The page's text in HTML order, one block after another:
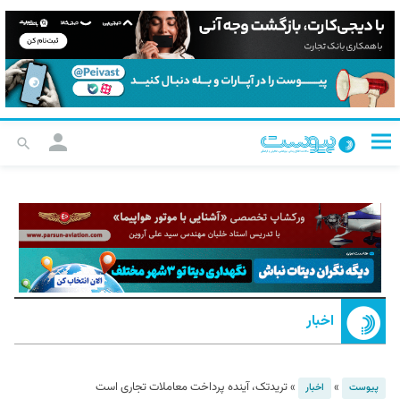
اخبار
پیوست » اخبار »تریدتک، آینده پرداخت معاملات تجاری است